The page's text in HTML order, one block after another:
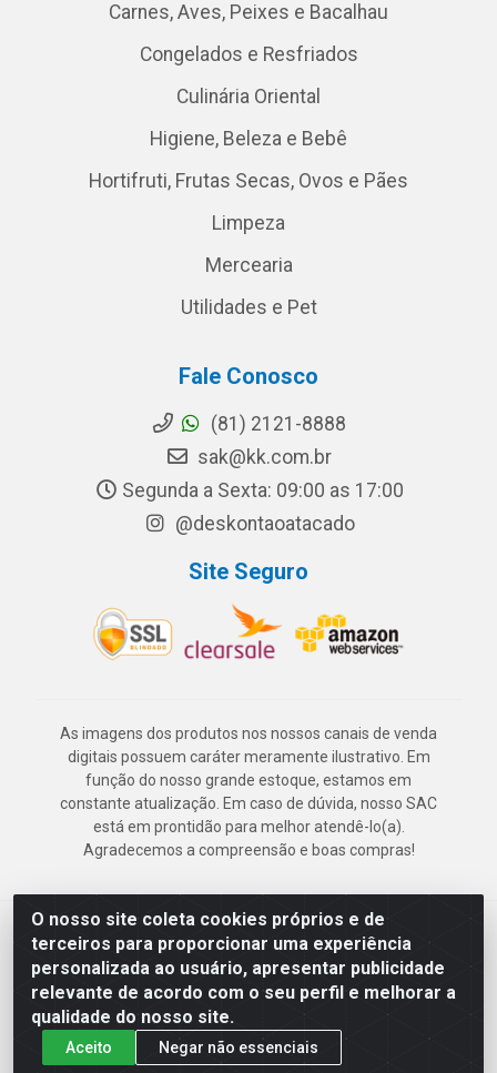
O nosso site coleta cookies próprios e de
terceiros para proporcionar uma experiência
personalizada ao usuário, apresentar publicidade
relevante de acordo com o seu perfil e melhorar a
qualidade do nosso site.
Aceito Negar não essenciais
Carnes, Aves, Peixes e Bacalhau
Congelados e Resfriados
Culinária Oriental
Higiene, Beleza e Bebê
Hortifruti, Frutas Secas, Ovos e Pães
Limpeza
Mercearia
Utilidades e Pet
Fale Conosco
(81) 2121-8888
sak@kk.com.br
Segunda a Sexta: 09:00 as 17:00
@deskontaoatacado
Site Seguro
As imagens dos produtos nos nossos canais de venda
digitais possuem caráter meramente ilustrativo. Em
função do nosso grande estoque, estamos em
constante atualização. Em caso de dúvida, nosso SAC
está em prontidão para melhor atendê-lo(a).
Agradecemos a compreensão e boas compras!
Deskontão Atacado - Av. Marechal Mascarenhas de Morais, 2471 -
Imbiribeira - Recife/PE - CEP 51.150-001 - CNPJ 24.150.377/0003-
57